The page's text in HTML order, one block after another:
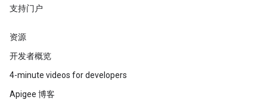
支持门户
资源
开发者概览
4-minute videos for developers
Apigee 博客